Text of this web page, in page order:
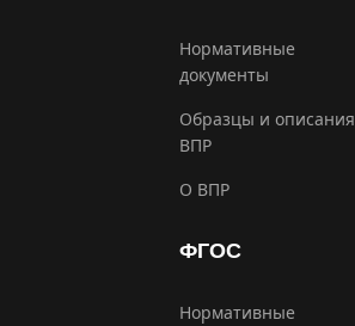
Нормативные
документы
Образцы и описания
ВПР
О ВПР
ФГОС
Нормативные